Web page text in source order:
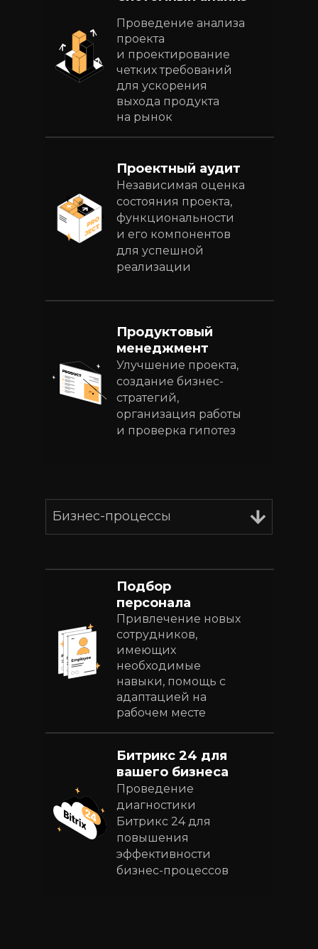
Проведение анализа
проекта
и проектирование
четких требований
для ускорения
выхода продукта
на рынок
Проектный аудит
Независимая оценка
состояния проекта,
функциональности
и его компонентов
для успешной
реализации
Продуктовый
менеджмент
Улучшение проекта,
создание бизнес-
стратегий,
организация работы
и проверка гипотез
Бизнес-процессы
Подбор
персонала
Привлечение новых
сотрудников,
имеющих
необходимые
навыки, помощь с
адаптацией на
рабочем месте
Битрикс 24 для
вашего бизнеса
Проведение
диагностики
Битрикс 24 для
повышения
эффективности
бизнес-процессов